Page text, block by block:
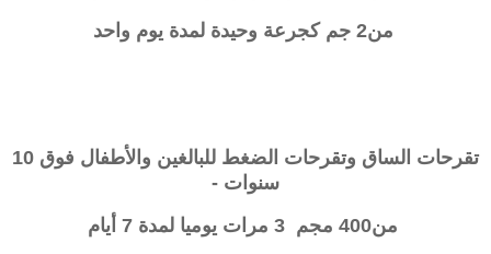
من2 جم كجرعة وحيدة لمدة يوم واحد
تقرحات الساق وتقرحات الضغط للبالغين والأطفال فوق 10
سنوات -
من400 مجم 3 مرات يوميا لمدة 7 أيام